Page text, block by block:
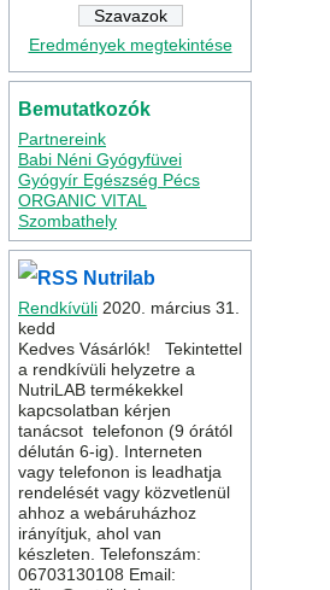
Eredmények megtekintése
Bemutatkozók
Partnereink
Babi Néni Gyógyfüvei
Gyógyír Egészség Pécs
ORGANIC VITAL
Szombathely
Nutrilab
Rendkívüli 2020. március 31.
kedd
Kedves Vásárlók! Tekintettel
a rendkívüli helyzetre a
NutriLAB termékekkel
kapcsolatban kérjen
tanácsot telefonon (9 órától
délután 6-ig). Interneten
vagy telefonon is leadhatja
rendelését vagy közvetlenül
ahhoz a webáruházhoz
irányítjuk, ahol van
készleten. Telefonszám:
06703130108 Email: